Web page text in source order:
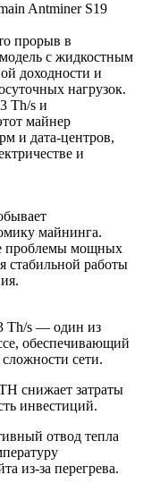
Antminer S19
прорыв в
с жидкостным
доходности и
нагрузок.
Th/s и
майнер
и дата‑центров,
и
майнинга.
проблемы мощных
стабильной работы
Th/s — один из
обеспечивающий
сети.
снижает затраты
инвестиций.
отвод тепла
из‑за перегрева.